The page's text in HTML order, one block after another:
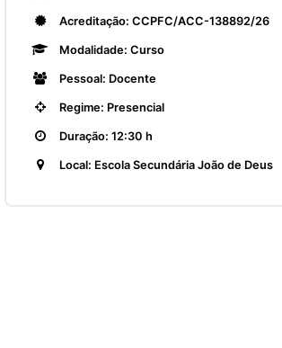
Acreditação: CCPFC/ACC-138892/26
Modalidade: Curso
Pessoal: Docente
Regime: Presencial
Duração: 12:30 h
Local: Escola Secundária João de Deus